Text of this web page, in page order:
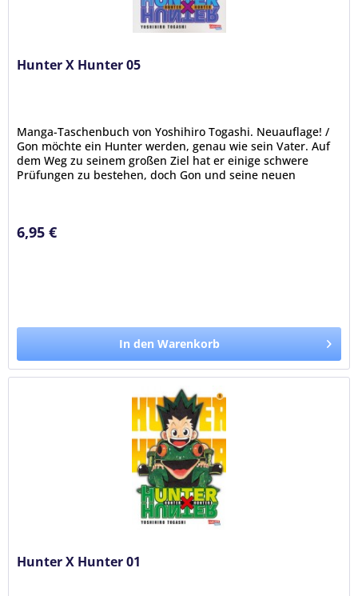
Hunter X Hunter 05
Manga-Taschenbuch von Yoshihiro Togashi. Neuauflage! /
Gon möchte ein Hunter werden, genau wie sein Vater. Auf
dem Weg zu seinem großen Ziel hat er einige schwere
Prüfungen zu bestehen, doch Gon und seine neuen
6,95 €
In den Warenkorb
Hunter X Hunter 01